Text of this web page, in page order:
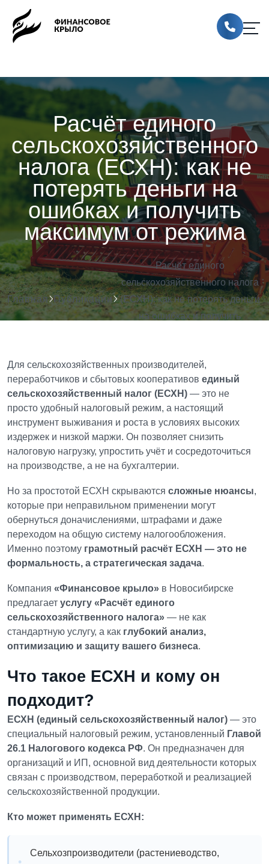
Расчёт единого
сельскохозяйственного
налога (ЕСХН): как не
потерять деньги на
ошибках и получить
максимум от режима
Главная Публикации
Расчёт единого
сельскохозяйственного налога
(ЕСХН): как не потерять деньги
на ошибках и получить
Для сельскохозяйственных производителей,
переработчиков и сбытовых кооперативов единый
сельскохозяйственный налог (ЕСХН) — это не
просто удобный налоговый режим, а настоящий
инструмент выживания и роста в условиях высоких
издержек и низкой маржи. Он позволяет снизить
налоговую нагрузку, упростить учёт и сосредоточиться
на производстве, а не на бухгалтерии.
Но за простотой ЕСХН скрываются сложные нюансы,
которые при неправильном применении могут
обернуться доначислениями, штрафами и даже
переходом на общую систему налогообложения.
Именно поэтому грамотный расчёт ЕСХН — это не
формальность, а стратегическая задача.
Компания «Финансовое крыло» в Новосибирске
предлагает услугу «Расчёт единого
сельскохозяйственного налога» — не как
стандартную услугу, а как глубокий анализ,
оптимизацию и защиту вашего бизнеса.
Что такое ЕСХН и кому он
подходит?
ЕСХН (единый сельскохозяйственный налог) — это
специальный налоговый режим, установленный Главой
26.1 Налогового кодекса РФ. Он предназначен для
организаций и ИП, основной вид деятельности которых
связан с производством, переработкой и реализацией
сельскохозяйственной продукции.
Кто может применять ЕСХН:
Сельхозпроизводители (растениеводство,